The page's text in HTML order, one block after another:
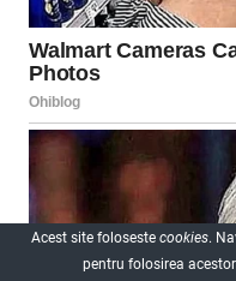
Acest site foloseste cookies.
pentru folosirea